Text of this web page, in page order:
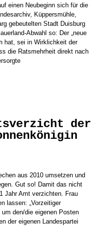
einen Neubeginn sich für die
Küppersmühle,
gebeutelten Stadt Duisburg
Abwahl so: Der „neue
hat, sei in Wirklichkeit der
die Ratsmehrheit direkt nach
der
aus 2010 umsetzen und
Gut so! Damit das nicht
Jahr Amt verzichten. Frau
lassen: „Vorzeitiger
den/die eigenen Posten
der eigenen Landespartei